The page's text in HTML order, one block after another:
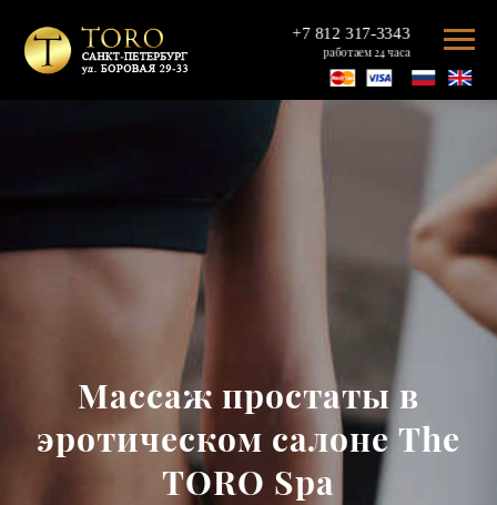
+7 812 317-3343
работаем 24 часа
Массаж простаты в
эротическом салоне The
TORO Spa